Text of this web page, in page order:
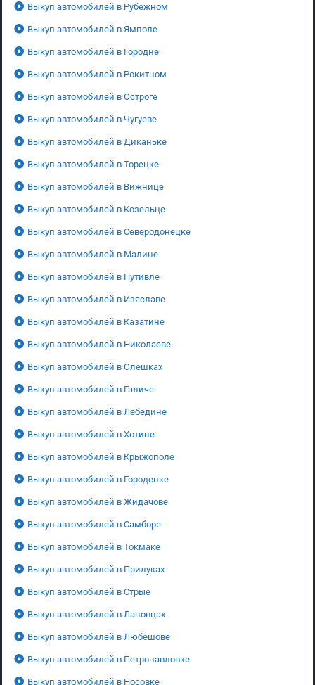
Выкуп автомобилей в Рубежном
Выкуп автомобилей в Ямполе
Выкуп автомобилей в Городне
Выкуп автомобилей в Рокитном
Выкуп автомобилей в Остроге
Выкуп автомобилей в Чугуеве
Выкуп автомобилей в Диканьке
Выкуп автомобилей в Торецке
Выкуп автомобилей в Вижнице
Выкуп автомобилей в Козельце
Выкуп автомобилей в Северодонецке
Выкуп автомобилей в Малине
Выкуп автомобилей в Путивле
Выкуп автомобилей в Изяславе
Выкуп автомобилей в Казатине
Выкуп автомобилей в Николаеве
Выкуп автомобилей в Олешках
Выкуп автомобилей в Галиче
Выкуп автомобилей в Лебедине
Выкуп автомобилей в Хотине
Выкуп автомобилей в Крыжополе
Выкуп автомобилей в Городенке
Выкуп автомобилей в Жидачове
Выкуп автомобилей в Самборе
Выкуп автомобилей в Токмаке
Выкуп автомобилей в Прилуках
Выкуп автомобилей в Стрые
Выкуп автомобилей в Лановцах
Выкуп автомобилей в Любешове
Выкуп автомобилей в Петропавловке
Выкуп автомобилей в Носовке